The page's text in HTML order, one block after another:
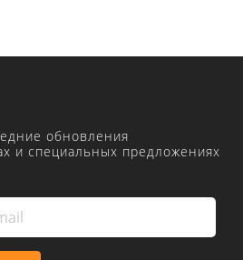
обновления
и специальных предложениях